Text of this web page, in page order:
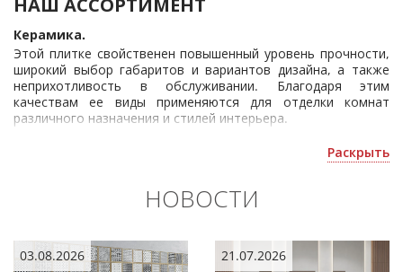
от 4230руб./м2
Керамика.
Этой плитке свойственен повышенный уровень прочности,
широкий выбор габаритов и вариантов дизайна, а также
неприхотливость в обслуживании. Благодаря этим
качествам ее виды применяются для отделки комнат
различного назначения и стилей интерьера.
атмосферных осадков и значительной твердостью.
Мозаика.
Сочетаема в любом дизайне, что позволяет использовать
Раскрыть
НОВОСТИ
03.08.2026 21.07.2026